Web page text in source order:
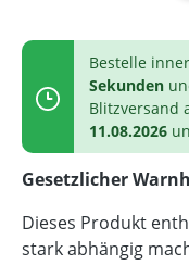
Bestelle
Sekunden
Blitzversand
11.08.2026
Gesetzlicher
Dieses Produkt
stark abhängig